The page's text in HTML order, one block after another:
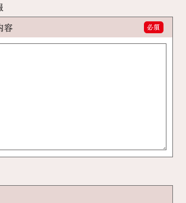
容
必須